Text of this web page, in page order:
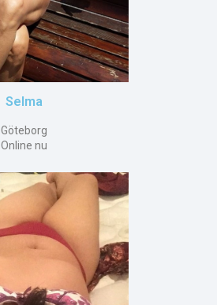
Selma
Göteborg
Online nu